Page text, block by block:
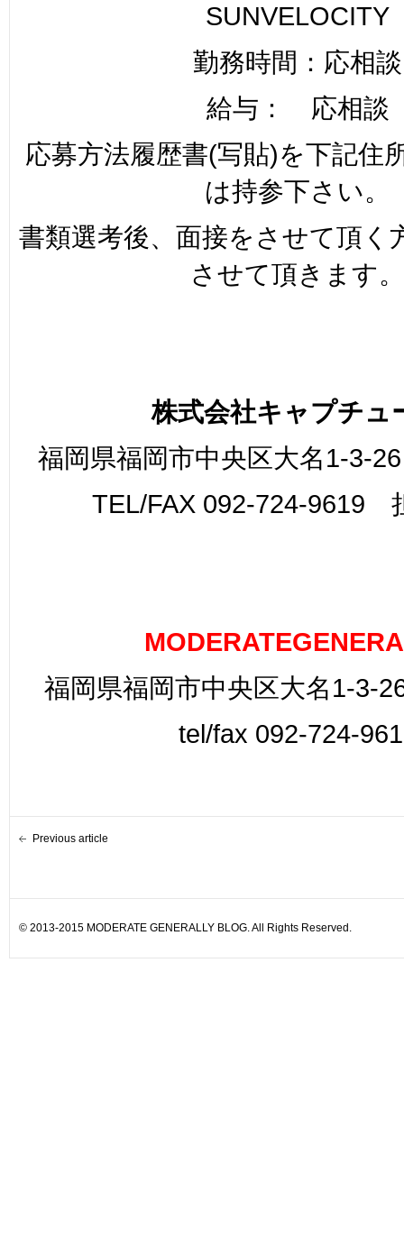
SUNVELOCITY
勤務時間：応相談
給与： 応相談
応募方法履歴書(写貼)を下記住
は持参下さい。
書類選考後、面接をさせて頂く
させて頂きます。
株式会社キャプチュ
福岡県福岡市中央区大名1-3-
TEL/FAX 092-724-9619
福岡県福岡市中央区大名1-3-
tel/fax 092-724-
Previous article
© 2013-2015 MODERATE GENERALLY BLOG. All Rights Reserved.